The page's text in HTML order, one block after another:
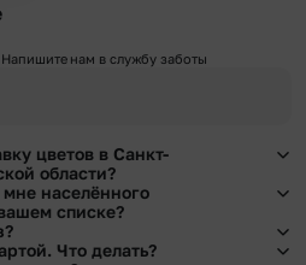
нам в службу заботы
цветов в Санкт-
области?
нашем приложении, на сайте flor2u.ru, по
населённого
списке?
телефонам горячей линии или в чате.
Что делать?